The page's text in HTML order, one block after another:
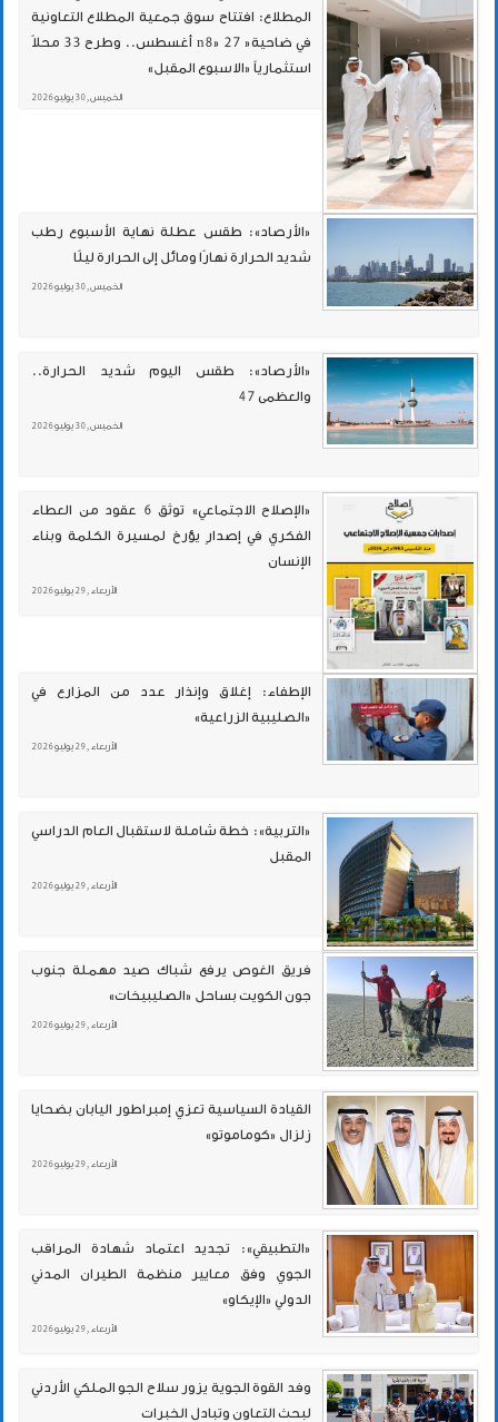
المطلاع: افتتاح سوق جمعية المطلاع التعاونية
في ضاحية« n8» 27 أغسطس.. وطرح 33 محلاً
استثمارياً «الاسبوع المقبل»
الخميس , 30 يوليو 2026
«الأرصاد»: طقس عطلة نهاية الأسبوع رطب
شديد الحرارة نهارًا ومائل إلى الحرارة ليلًا
الخميس , 30 يوليو 2026
«الأرصاد»: طقس اليوم شديد الحرارة..
والعظمى 47
الخميس , 30 يوليو 2026
«الإصلاح الاجتماعي» توثق 6 عقود من العطاء
الفكري في إصدارٍ يؤرخ لمسيرة الكلمة وبناء
الإنسان
الأربعاء , 29 يوليو 2026
الإطفاء: إغلاق وإنذار عدد من المزارع في
«الصليبية الزراعية»
الأربعاء , 29 يوليو 2026
«التربية»: خطة شاملة لاستقبال العام الدراسي
المقبل
الأربعاء , 29 يوليو 2026
فريق الغوص يرفع شباك صيد مهملة جنوب
جون الكويت بساحل «الصليبيخات»
الأربعاء , 29 يوليو 2026
القيادة السياسية تعزي إمبراطور اليابان بضحايا
زلزال «كوماموتو»
الأربعاء , 29 يوليو 2026
«التطبيقي»: تجديد اعتماد شهادة المراقب
الجوي وفق معايير منظمة الطيران المدني
الدولي «الإيكاو»
الأربعاء , 29 يوليو 2026
وفد القوة الجوية يزور سلاح الجو الملكي الأردني
لبحث التعاون وتبادل الخبرات